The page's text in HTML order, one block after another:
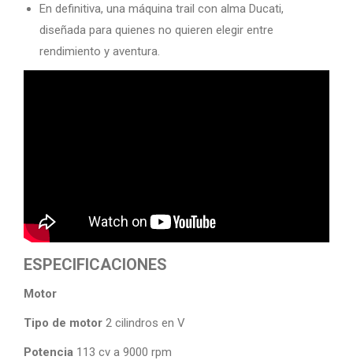
En definitiva, una máquina trail con alma Ducati,
diseñada para quienes no quieren elegir entre
rendimiento y aventura.
ESPECIFICACIONES
Motor
Tipo de motor 2 cilindros en V
Potencia 113 cv a 9000 rpm